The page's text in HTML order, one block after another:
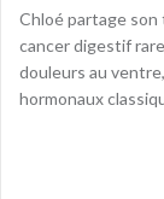
Chloé partage
cancer digestif
douleurs au
hormonaux